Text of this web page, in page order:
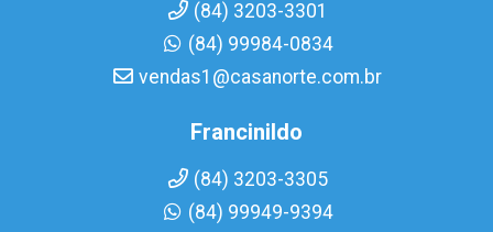
(84) 3203-3301
(84) 99984-0834
vendas1@casanorte.com.br
Francinildo
(84) 3203-3305
(84) 99949-9394